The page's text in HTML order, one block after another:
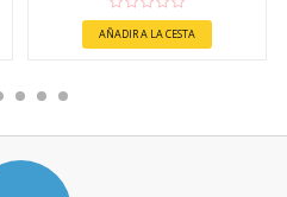
AÑADIR A LA CESTA